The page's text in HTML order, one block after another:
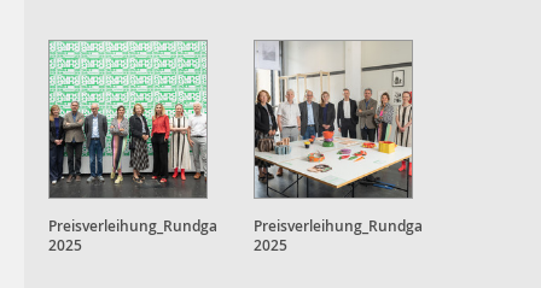
Preisverleihung_Rundgang
2025
Preisverleihung_Rundgang
2025